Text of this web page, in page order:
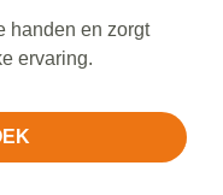
handen en zorgt
ervaring.